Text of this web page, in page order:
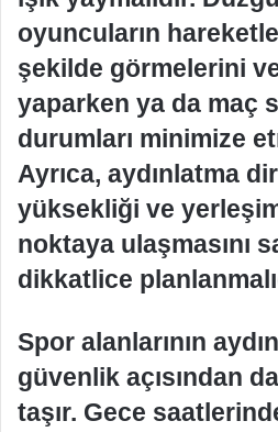
oyuncuların
şekilde görmelerini
yaparken ya da maç
durumları minimize
Ayrıca, aydınlatma
yüksekliği ve
noktaya ulaşmasını
dikkatlice
Spor alanlarının
güvenlik açısından
taşır. Gece